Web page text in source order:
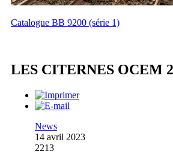
Catalogue BB 9200 (série 1)
LES CITERNES OCEM
News
14 avril 2023
2213